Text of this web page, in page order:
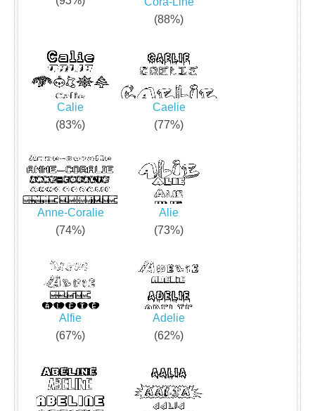
(88%)
Calie
(83%)
Caelie
(77%)
Anne-Coralie
(74%)
Alie
(73%)
Alfie
(67%)
Adelie
(62%)